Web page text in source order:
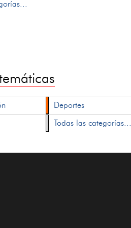
Deportes
Todas las categorías...